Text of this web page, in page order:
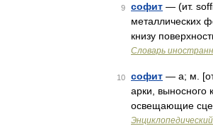
9 софит — (ит.
металлических
книзу
Словарь
10 софит — а; м. [от
арки, выносного
освещающие